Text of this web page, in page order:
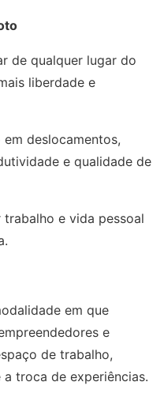
de qualquer lugar do
liberdade e
deslocamentos,
e qualidade de
e vida pessoal
em que
e
de trabalho,
troca de experiências.